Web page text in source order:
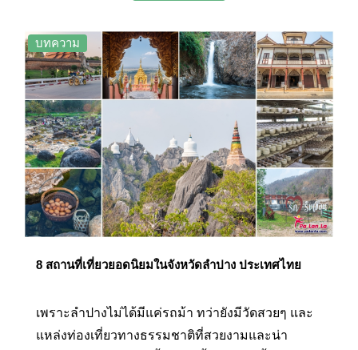
แม่น้ำโขง และแหล่งสักการะพญานาค มุกดาหารจึง
เป็นอีกหนึ่งจุดหมายปลายทางของการท่องเที่ยวแดน
อีสานที่ได้รับความนิยมจากนักท่องเที่ยว การเดินทาง
จากกรุงเทพโดยรถยนต์ใช้เวลาประมาณ 9 ชั่วโมง
แต่สามารถเดินทางด้วยเครื่องบินได้เพื่อประหยัด
เวลาโดยลงเครื่องที่สนามบินนครพนมที่อยู่ในจังหวัด
ใกล้เคียงและต่อรถมายังมุกดาหารประมาณ 2
ชั่วโมง วันนี้ Palanla ได้รวบรวม 8 สถานที่ท่องเที่ยว
ยอดนิยมแห่งจังหวัดมุกดาหารมาฝากกันในทริปนี้
บทความ
8 สถานที่เที่ยวยอดนิยมในจังหวัดลำปาง ประเทศไทย
เพราะลำปางไม่ได้มีแค่รถม้า ทว่ายังมีวัดสวยๆ และ
แหล่งท่องเที่ยวทางธรรมชาติที่สวยงามและน่า